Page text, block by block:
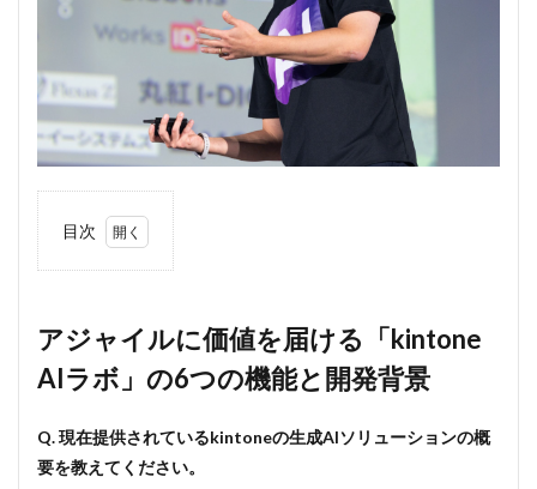
目次
ける
「kintone
AIラボ」
の6つの
発背景
2
アジャイルに価値を届ける「kintone
AIラボ」の6つの機能と開発背景
Q. 現在提供されているkintoneの生成AIソリューションの概
要を教えてください。